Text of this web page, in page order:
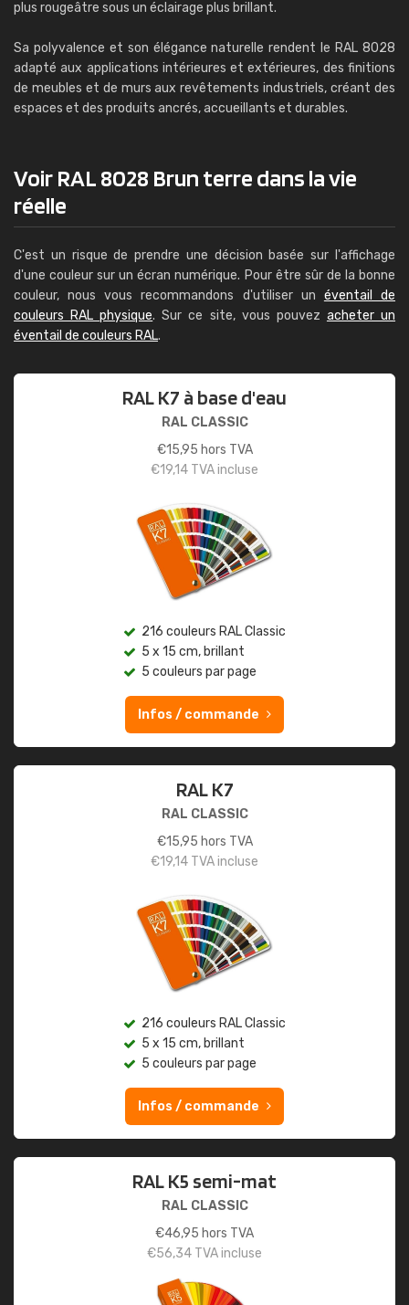
plus rougeâtre sous un éclairage plus brillant.
Sa polyvalence et son élégance naturelle rendent le RAL 8028
adapté aux applications intérieures et extérieures, des finitions
de meubles et de murs aux revêtements industriels, créant des
espaces et des produits ancrés, accueillants et durables.
Voir RAL 8028 Brun terre dans la vie
réelle
C'est un risque de prendre une décision basée sur l'affichage
d'une couleur sur un écran numérique. Pour être sûr de la bonne
couleur, nous vous recommandons d'utiliser un éventail de
couleurs RAL physique. Sur ce site, vous pouvez acheter un
éventail de couleurs RAL.
RAL K7 à base d'eau
RAL CLASSIC
€15,95 hors TVA
€19,14 TVA incluse
216 couleurs RAL Classic
5 x 15 cm, brillant
5 couleurs par page
Infos / commande
RAL K7
RAL CLASSIC
€15,95 hors TVA
€19,14 TVA incluse
216 couleurs RAL Classic
5 x 15 cm, brillant
5 couleurs par page
Infos / commande
RAL K5 semi-mat
RAL CLASSIC
€46,95 hors TVA
€56,34 TVA incluse